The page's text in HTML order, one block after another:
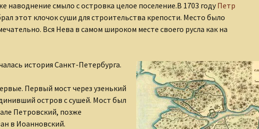
Окольные пути
христианства
Острова моего города
Пиратские истории
По страницам
Священного Писания
наводнение смыло с островка целое поселение.В 1703 годуПетр
этот клочок суши для строительства крепости. Место было
Вся Нева в самом широком месте своего русла как на
история Санкт-Петербурга.
Первый мост через узенький
остров с сушей. Мост был
Петровский, позже
в Иоанновский.